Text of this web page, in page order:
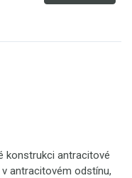
konstrukci antracitové
antracitovém odstínu,